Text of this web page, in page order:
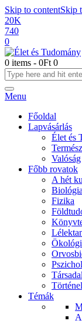
Skip to contentSkip
20K
740
0
0 items - 0Ft 0
Menu
Főoldal
Lapvásárlás
Élet és
Valóság
Főbb rovatok
A hét
Biológia
Fizika
Témák